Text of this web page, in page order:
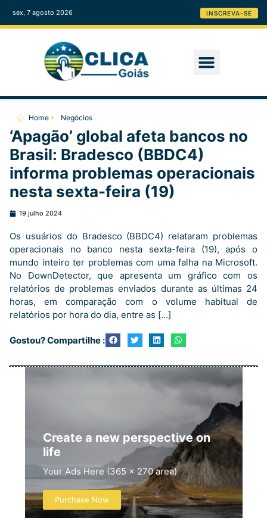
sex, 7 agosto 2026 INSCREVA-SE
Home Negócios
‘Apagão’ global afeta bancos no
Brasil: Bradesco (BBDC4)
informa problemas operacionais
nesta sexta-feira (19)
19 julho 2024
Os usuários do Bradesco (BBDC4) relataram problemas
operacionais no banco nesta sexta-feira (19), após o
mundo inteiro ter problemas com uma falha na Microsoft.
No DownDetector, que apresenta um gráfico com os
relatórios de problemas enviados durante as últimas 24
horas, em comparação com o volume habitual de
relatórios por hora do dia, entre as […]
Gostou? Compartilhe :
Create a new perspective on
life
Your Ads Here (365 x 270 area)
Purchase Now